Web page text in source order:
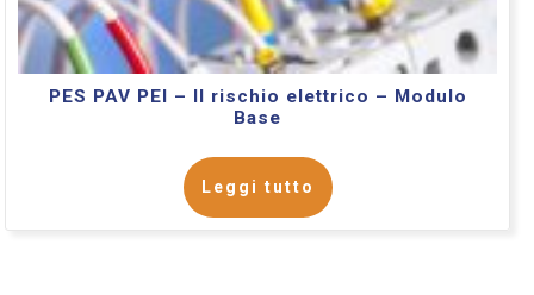
PES PAV PEI – Il rischio elettrico – Modulo
Base
Leggi tutto